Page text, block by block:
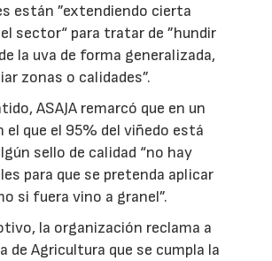
están ”extendiendo cierta
sector“ para tratar de ”hundir
la uva de forma generalizada,
zonas o calidades”.
ASAJA remarcó que en un
que el 95% del viñedo está
sello de calidad “no hay
para que se pretenda aplicar
si fuera vino a granel”.
la organización reclama a
de Agricultura que se cumpla la